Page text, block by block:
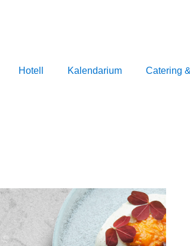
Hotell Kalendarium Catering